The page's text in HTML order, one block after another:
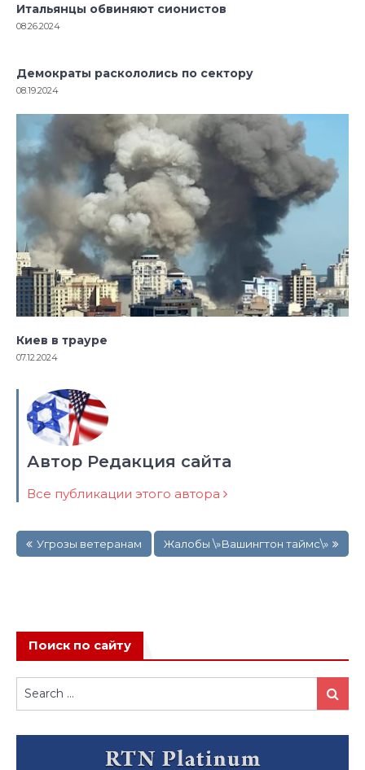
Итальянцы обвиняют сионистов
08.26.2024
Демократы раскололись по сектору
08.19.2024
Киев в трауре
07.12.2024
Автор Редакция сайта
Все публикации этого автора
поУгрозы ветеранам Жалобы \»Вашингтон таймс\»
Поиск по сайту
Search
for:
Search